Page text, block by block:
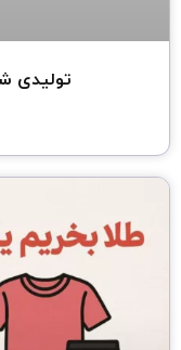
تولیدی